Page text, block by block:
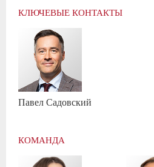
КЛЮЧЕВЫЕ КОНТАКТЫ
ПавелСадовский
КОМАНДА